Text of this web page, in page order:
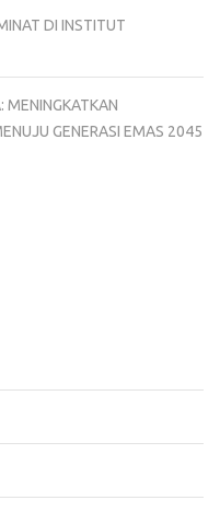
DI INSTITUT
MENINGKATKAN
GENERASI EMAS 2045